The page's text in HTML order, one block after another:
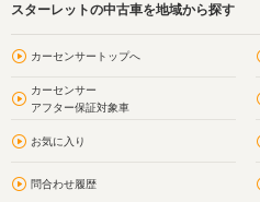
スターレットの中古車を地域から探す
カーセンサートップへ
カーセンサー
アフター保証対象車
お気に入り
問合わせ履歴